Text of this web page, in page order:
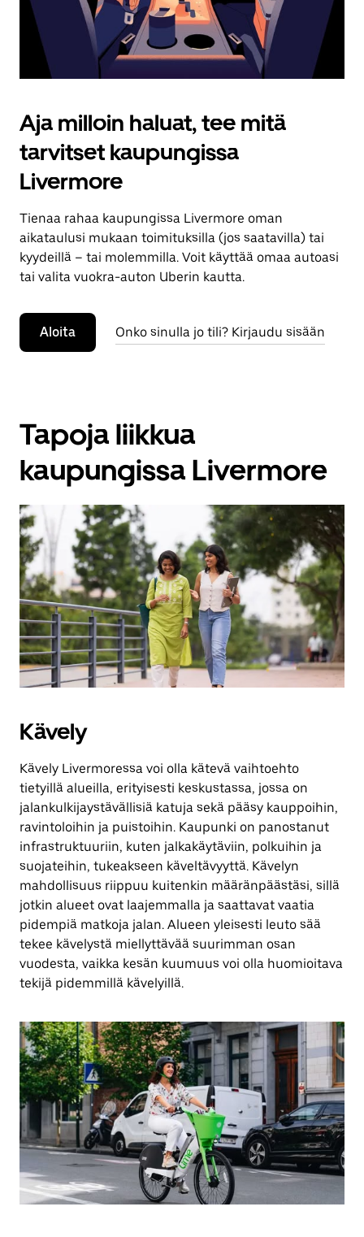
Aja milloin haluat, tee mitä
tarvitset kaupungissa
Livermore
Tienaa rahaa kaupungissa Livermore oman
aikataulusi mukaan toimituksilla (jos saatavilla) tai
kyydeillä – tai molemmilla. Voit käyttää omaa autoasi
tai valita vuokra-auton Uberin kautta.
Aloita Onko sinulla jo tili? Kirjaudu sisään
Tapoja liikkua
kaupungissa Livermore
Kävely
Kävely Livermoressa voi olla kätevä vaihtoehto
tietyillä alueilla, erityisesti keskustassa, jossa on
jalankulkijaystävällisiä katuja sekä pääsy kauppoihin,
ravintoloihin ja puistoihin. Kaupunki on panostanut
infrastruktuuriin, kuten jalkakäytäviin, polkuihin ja
suojateihin, tukeakseen käveltävyyttä. Kävelyn
mahdollisuus riippuu kuitenkin määränpäästäsi, sillä
jotkin alueet ovat laajemmalla ja saattavat vaatia
pidempiä matkoja jalan. Alueen yleisesti leuto sää
tekee kävelystä miellyttävää suurimman osan
vuodesta, vaikka kesän kuumuus voi olla huomioitava
tekijä pidemmillä kävelyillä.